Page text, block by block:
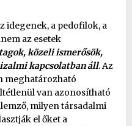
idegenek, a pedofilok, a
az esetek
közeli ismerősök,
kapcsolatban áll. Az
meghatározható
van azonosítható
milyen társadalmi
el őket a